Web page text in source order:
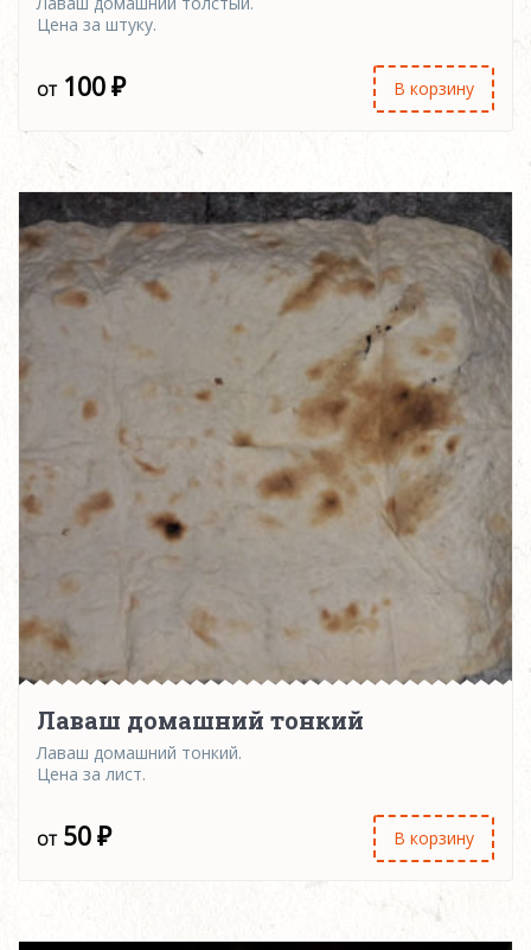
Цена за штуку.
100₽ В корзину
Лаваш домашний тонкий
Лаваш домашний тонкий.
Цена за лист.
50₽ В корзину